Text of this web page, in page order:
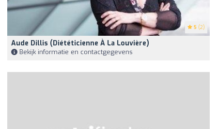
5 (2)
Aude Dillis (Diététicienne À La Louvière)
Bekijk informatie en contactgegevens